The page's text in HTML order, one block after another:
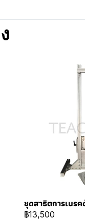
ชุดสาธิตการเบร
฿13,500